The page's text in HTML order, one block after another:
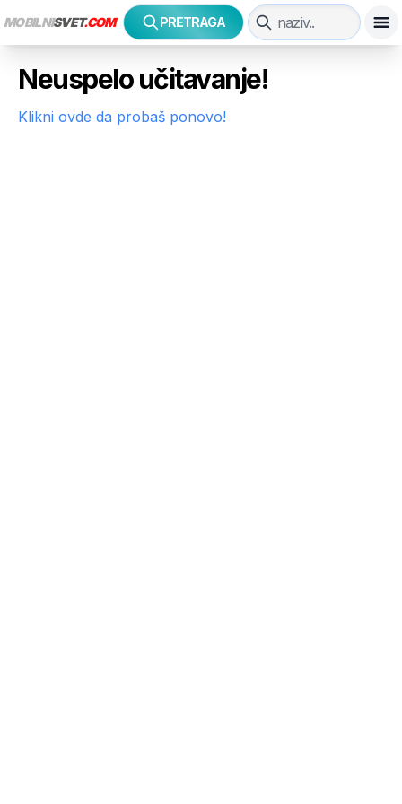
MOBILNISVET.COM PRETRAGA
Neuspelo učitavanje!
Klikni ovde da probaš ponovo!